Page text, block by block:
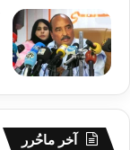
آخر ماحُرر